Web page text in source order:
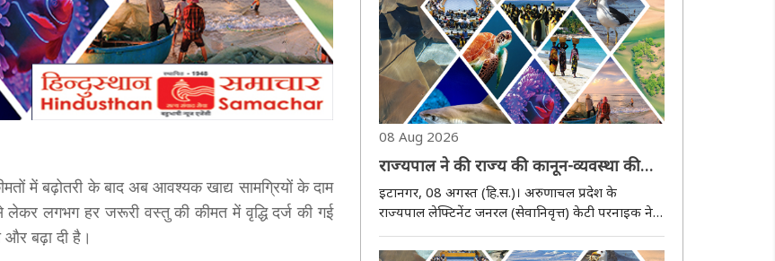
में बढ़ोतरी के बाद अब आवश्यक खाद्य सामग्रियों के दाम
लगभग हर जरूरी वस्तु की कीमत में वृद्धि दर्ज की गई
बढ़ा दी है।
युवा, माता-पिता और आम लोग रैली में ..
08 Aug 2026
राज्यपाल ने की राज्य की कानून-व्यवस्था की
स्थिति की समीक्षा
इटानगर, 08 अगस्त (हि.स.)। अरुणाचल प्रदेश के
राज्यपाल लेफ्टिनेंट जनरल (सेवानिवृत्त) केटी परनाइक ने
आज इटानगर के लोक भवन में पुलिस महानिदेशक डॉ.
एसडी सिंह जामवाल के साथ राज्य की कानून-व्यवस्था की